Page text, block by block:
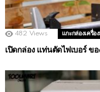
482 Views แกะกล่องเครื่อ
เปิดกล่อง แท่นตัดไฟเบอร์